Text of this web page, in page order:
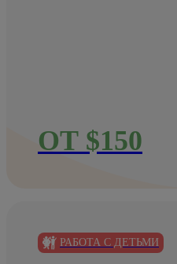
ОТ $150
РАБОТА С ДЕТЬМИ